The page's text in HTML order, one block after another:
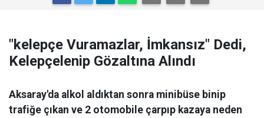
"kelepçe Vuramazlar, İmkansız" Dedi,
Kelepçelenip Gözaltına Alındı
Aksaray'da alkol aldıktan sonra minibüse binip
trafiğe çıkan ve 2 otomobile çarpıp kazaya neden